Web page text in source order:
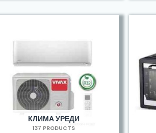
КЛИМА УРЕДИ
137 PRODUCTS